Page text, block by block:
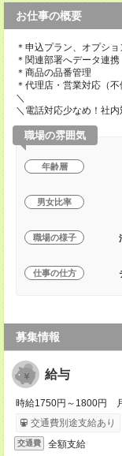
お仕事の概要
＊申込プラン、オプシ
＊関連部署へデータ連携
＊商品の品番管理
＊代理店・営業対応（不
＼
＼電話対応少なめ！社内
職場の雰囲気
年齢層
男女比率
職場の様子
仕事の仕方
募集情報
給与
時給1750円～1800円
交通費別途支給あり
交通費 全額支給